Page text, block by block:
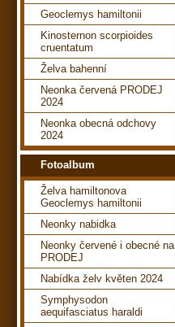
Geoclemys hamiltonii
Kinosternon scorpioides
cruentatum
Želva bahenní
Neonka červená PRODEJ
2024
Neonka obecná odchovy
2024
Fotoalbum
Želva hamiltonova
Geoclemys hamiltonii
Neonky nabidka
Neonky červené i obecné na
PRODEJ
Nabídka želv květen 2024
Symphysodon
aequifasciatus haraldi